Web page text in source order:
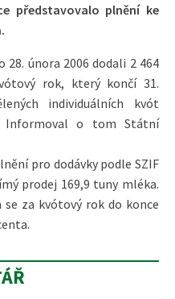
představovalo plnění ke
28. února 2006 dodali 2 464
rok, který končí 31.
individuálních kvót
Informoval o tom Státní
pro dodávky podle SZIF
prodej 169,9 tuny mléka.
za kvótový rok do konce